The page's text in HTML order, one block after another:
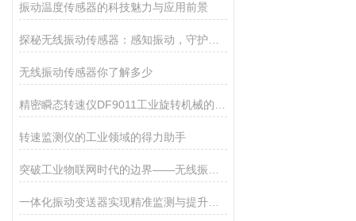
振动温度传感器的科技魅力与应用前景
无线振动传感器你了解多少
转速监测仪的工业领域的得力助手